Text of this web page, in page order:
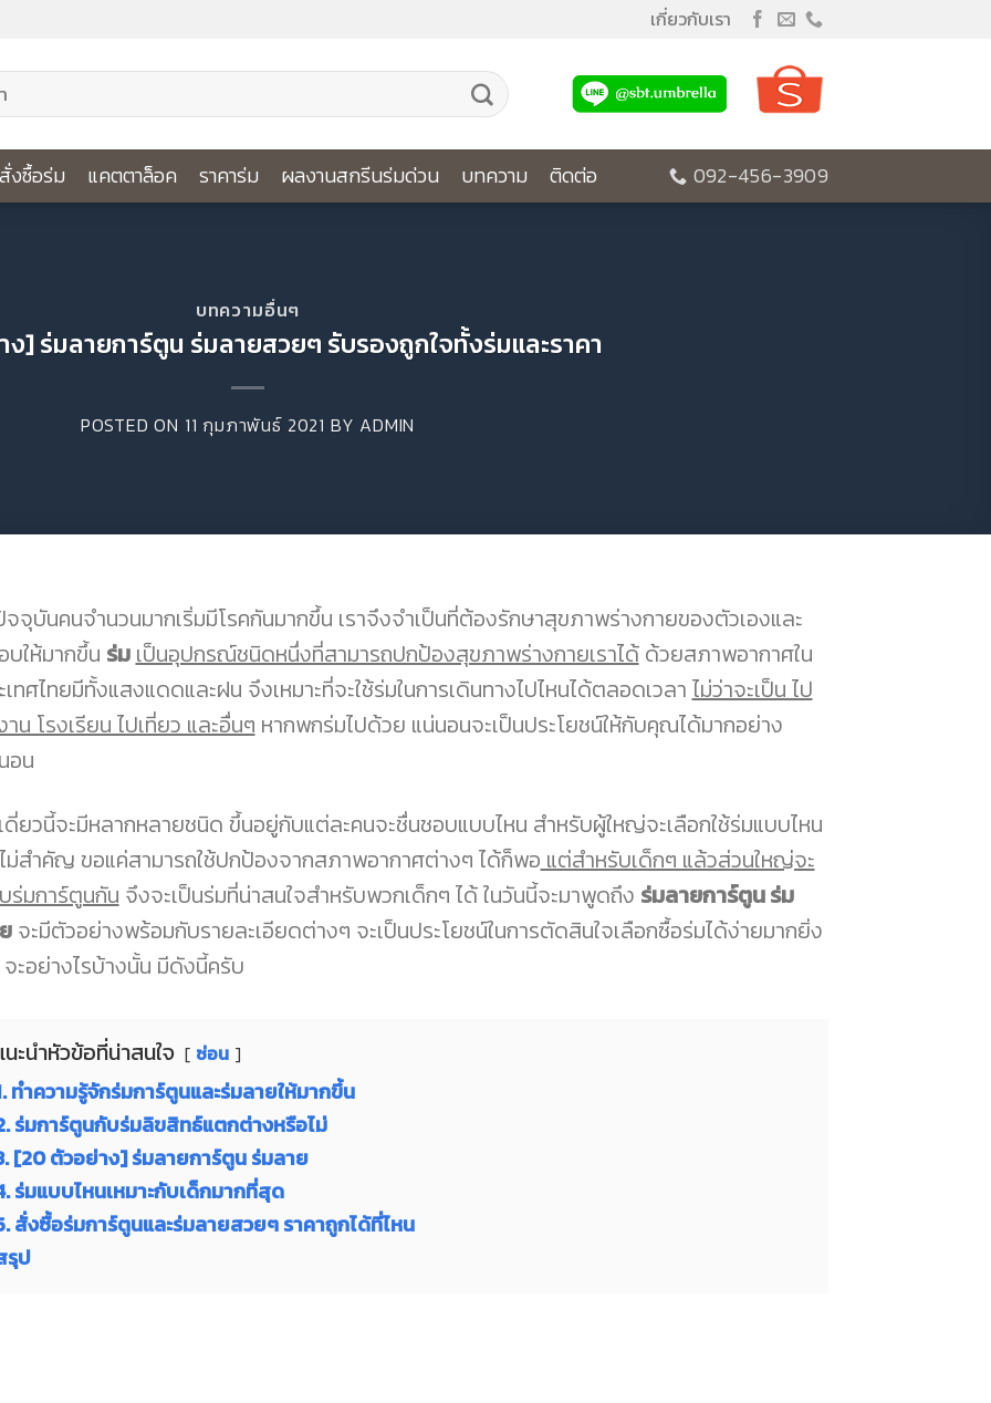
เกี่ยวกับเรา
งซื้อร่ม แคตตาล็อค ราคาร่ม ผลงานสกรีนร่มด่วน บทความ ติดต่อ 092-456-3909
บทความอื่นๆ
] ร่มลายการ์ตูน ร่มลายสวยๆ รับรองถูกใจทั้งร่มและราคา
POSTED ON 11 กุมภาพันธ์ 2021 BY ADMIN
จจุบันคนจำนวนมากเริ่มมีโรคกันมากขึ้น เราจึงจำเป็นที่ต้องรักษาสุขภาพร่างกายของตัวเองและ
บให้มากขึ้น ร่มเป็นอุปกรณ์ชนิดหนึ่งที่สามารถปกป้องสุขภาพร่างกายเราได้ด้วยสภาพอากาศใน
เทศไทยมีทั้งแสงแดดและฝน จึงเหมาะที่จะใช้ร่มในการเดินทางไปไหนได้ตลอดเวลาไม่ว่าจะเป็น ไป
าน โรงเรียน ไปเที่ยว และอื่นๆหากพกร่มไปด้วย แน่นอนจะเป็นประโยชน์ให้กับคุณได้มากอย่าง
อน
ดี่ยวนี้จะมีหลากหลายชนิด ขึ้นอยู่กับแต่ละคนจะชื่นชอบแบบไหน สำหรับผู้ใหญ่จะเลือกใช้ร่มแบบไหน
ม่สำคัญ ขอแค่สามารถใช้ปกป้องจากสภาพอากาศต่างๆ ได้ก็พอแต่สำหรับเด็กๆ แล้วส่วนใหญ่จะ
ร่มการ์ตูนกันจึงจะเป็นร่มที่น่าสนใจสำหรับพวกเด็กๆ ได้ ในวันนี้จะมาพูดถึง ร่มลายการ์ตูน ร่ม
จะมีตัวอย่างพร้อมกับรายละเอียดต่างๆ จะเป็นประโยชน์ในการตัดสินใจเลือกซื้อร่มได้ง่ายมากยิ่ง
ะอย่างไรบ้างนั้น มีดังนี้ครับ
นะนำหัวข้อที่น่าสนใจ ซ่อน
ทำความรู้จักร่มการ์ตูนและร่มลายให้มากขึ้น
ร่มการ์ตูนกับร่มลิขสิทธ์แตกต่างหรือไม่
[20 ตัวอย่าง] ร่มลายการ์ตูน ร่มลาย
ร่มแบบไหนเหมาะกับเด็กมากที่สุด
สั่งซื้อร่มการ์ตูนและร่มลายสวยๆ ราคาถูกได้ที่ไหน
รุป